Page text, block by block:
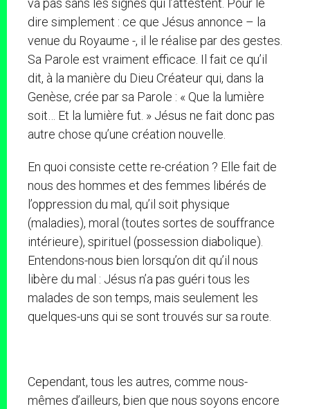
va pas sans les signes qui l’attestent. Pour le
dire simplement : ce que Jésus annonce – la
venue du Royaume -, il le réalise par des gestes.
Sa Parole est vraiment efficace. Il fait ce qu’il
dit, à la manière du Dieu Créateur qui, dans la
Genèse, crée par sa Parole : « Que la lumière
soit… Et la lumière fut. » Jésus ne fait donc pas
autre chose qu’une création nouvelle.
En quoi consiste cette re-création ? Elle fait de
nous des hommes et des femmes libérés de
l’oppression du mal, qu’il soit physique
(maladies), moral (toutes sortes de souffrance
intérieure), spirituel (possession diabolique).
Entendons-nous bien lorsqu’on dit qu’il nous
libère du mal : Jésus n’a pas guéri tous les
malades de son temps, mais seulement les
quelques-uns qui se sont trouvés sur sa route.
Cependant, tous les autres, comme nous-
mêmes d’ailleurs, bien que nous soyons encore